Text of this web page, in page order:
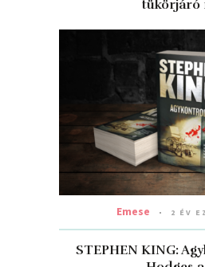
tükörjáró
Emese 2 ÉV
STEPHEN KING: